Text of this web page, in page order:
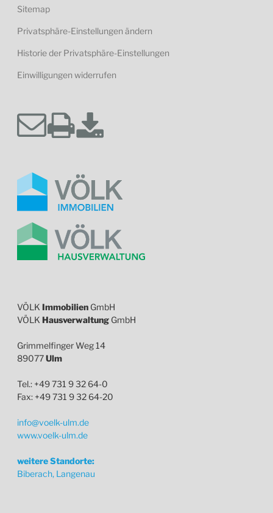
Sitemap
Privatsphäre-Einstellungen ändern
Historie der Privatsphäre-Einstellungen
Einwilligungen widerrufen
VÖLK Immobilien GmbH
VÖLK Hausverwaltung GmbH
Grimmelfinger Weg 14
89077Ulm
Tel.: +49 731 9 32 64-0
Fax: +49 731 9 32 64-20
info@voelk-ulm.de
www.voelk-ulm.de
weitere Standorte:
Biberach, Langenau